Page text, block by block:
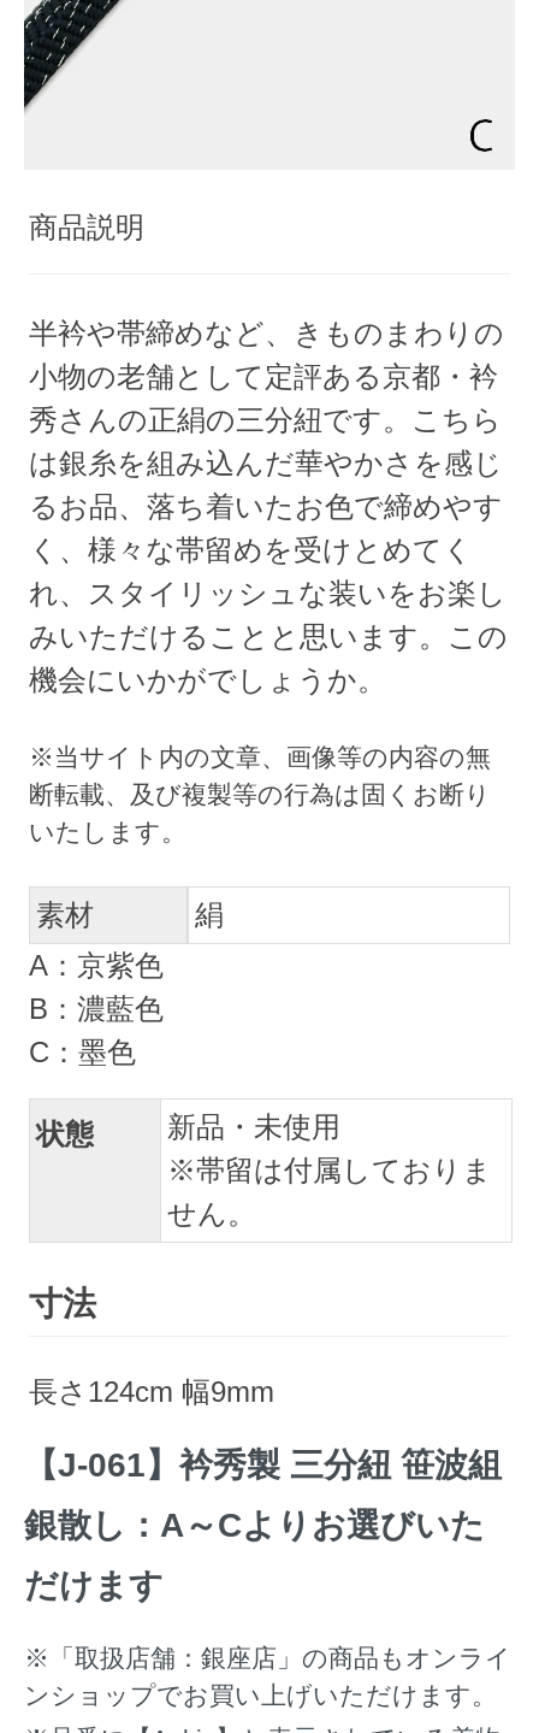
商品説明
半衿や帯締めなど、きものまわりの
小物の老舗として定評ある京都・衿
秀さんの正絹の三分紐です。こちら
は銀糸を組み込んだ華やかさを感じ
るお品、落ち着いたお色で締めやす
く、様々な帯留めを受けとめてく
れ、スタイリッシュな装いをお楽し
みいただけることと思います。この
機会にいかがでしょうか。
素材
絹
A：京紫色
B：濃藍色
C：墨色
状態
新品・未使用
※帯留は付属しておりま
せん。
寸法
長さ124cm 幅9mm
【J-061】衿秀製 三分紐 笹波組
銀散し：A～Cよりお選びいた
だけます
※「取扱店舗：銀座店」の商品もオンライ
ンショップでお買い上げいただけます。